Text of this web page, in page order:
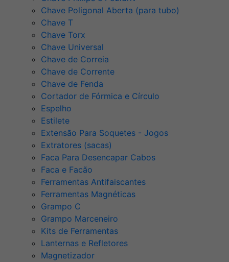
Chave Poligonal Aberta (para tubo)
Chave T
Chave Torx
Chave Universal
Chave de Correia
Chave de Corrente
Chave de Fenda
Cortador de Fórmica e Círculo
Espelho
Estilete
Extensão Para Soquetes - Jogos
Extratores (sacas)
Faca Para Desencapar Cabos
Faca e Facão
Ferramentas Antifaiscantes
Ferramentas Magnéticas
Grampo C
Grampo Marceneiro
Kits de Ferramentas
Lanternas e Refletores
Magnetizador